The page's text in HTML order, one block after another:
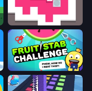
Just Slide (Remastered)
Fruit Stab Challenge